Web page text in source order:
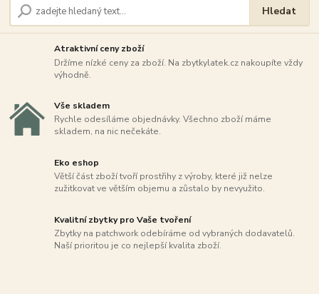
Hledat
Atraktivní ceny zboží
Držíme nízké ceny za zboží. Na zbytkylatek.cz nakoupíte vždy
výhodně.
Vše skladem
Rychle odesíláme objednávky. Všechno zboží máme
skladem, na nic nečekáte.
Eko eshop
Větší část zboží tvoří prostřihy z výroby, které již nelze
zužitkovat ve větším objemu a zůstalo by nevyužito.
Kvalitní zbytky pro Vaše tvoření
Zbytky na patchwork odebíráme od vybraných dodavatelů.
Naší prioritou je co nejlepší kvalita zboží.